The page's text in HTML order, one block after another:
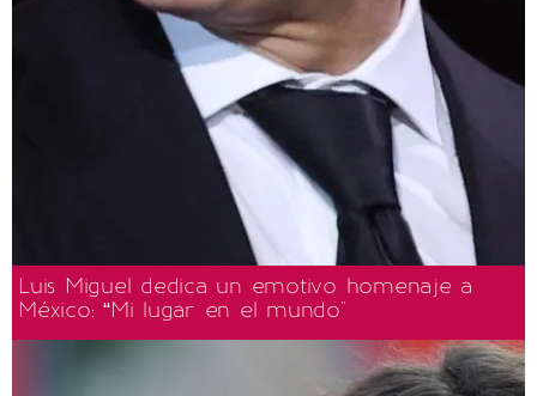
Luis Miguel dedica un emotivo homenaje a
México: “Mi lugar en el mundo"